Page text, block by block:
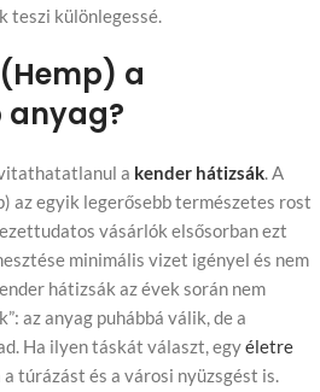
teszi különlegessé.
a
anyag?
a kender hátizsák. A
az egyik legerősebb természetes rost
vásárlók elsősorban ezt
minimális vizet igényel és nem
hátizsák az évek során nem
az anyag puhábbá válik, de a
Ha ilyen táskát választ, egyéletre
a túrázást és a városi nyüzsgést is.